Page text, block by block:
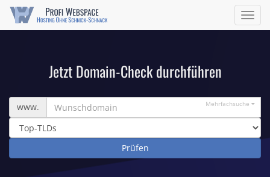
ein/
Jetzt Domain-Check durchführen
Wunschdomain
www. Mehrfachsuche